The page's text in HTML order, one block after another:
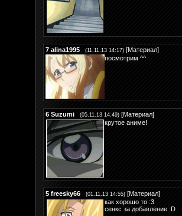
7 alina1995 (11.11.13 14:17) [Материал]
посмотрим ^^
6 Suzumi (05.11.13 14:49) [Материал]
крутое аниме!
5 freesky66 (01.11.13 14:55) [Материал]
как хорошо то :3
сенкс за добавление :D